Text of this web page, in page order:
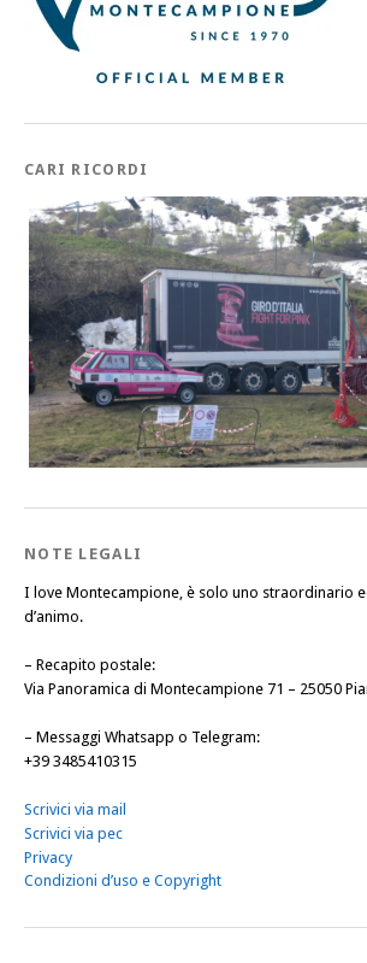
CARI RICORDI
NOTE LEGALI
I love Montecampione, è solo uno straordinario
d’animo.
– Recapito postale:
Via Panoramica di Montecampione 71 – 25050
– Messaggi Whatsapp o Telegram:
+39 3485410315
Scrivici via mail
Scrivici via pec
Privacy
Condizioni d’uso e Copyright